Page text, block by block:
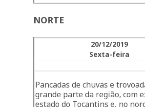
NORTE
20/12/2019
Sexta-feira
Pancadas de chuvas e
grande parte da região, com
estado do Tocantins e, no